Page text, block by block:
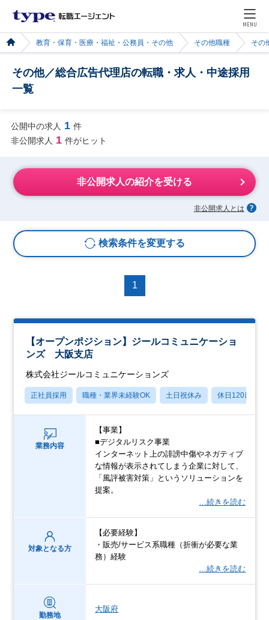
MENU
教育・保育・医療・福祉・公務員・その他 その他職種 その
その他／総合広告代理店の転職・求人・中途採用
一覧
公開中の求人 1 件
非公開求人 1 件がヒット
非公開求人の紹介を受ける
非公開求人とは
検索条件を変更する
1
【オープンポジション】ジールコミュニケーショ
ンズ 大阪支店
株式会社ジールコミュニケーションズ
正社員採用 職種・業界未経験OK 土日祝休み 休日120日以上
業務内容
【事業】
■デジタルリスク事業
インターネット上の誹謗中傷やネガティブ
な情報が表示されてしまう企業に対して、
「風評被害対策」というソリューションを
提案。
…続きを読む
対象となる方
【必要経験】
・販売/サービス系職種（折衝が必要な業
務）経験
…続きを読む
勤務地
大阪府